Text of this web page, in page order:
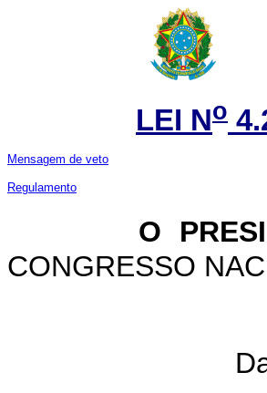
LEI No
Mensagem de veto
Regulamento
O
CONGRESSO